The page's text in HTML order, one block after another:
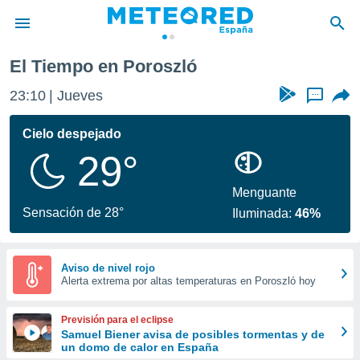
de
por
se
calidad.
a este
las
y
forma
digital
basada
El Tiempo en Poroszló
23:10 Jueves ...
Cielo despejado
29°
Sensación de 28°
Menguante
Iluminada:46%
Aviso de nivel rojo
Alerta extrema por altas temperaturas en Poroszló hoy
Previsión para el eclipse
Samuel Biener avisa de posibles tormentas y de
un domo de calor en España